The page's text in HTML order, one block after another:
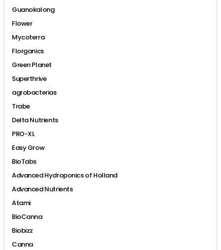
Guanokalong
Flower
Mycoterra
Florganics
Green Planet
Superthrive
agrobacterias
Trabe
Delta Nutrients
PRO-XL
Easy Grow
BioTabs
Advanced Hydroponics of Holland
Advanced Nutrients
Atami
BioCanna
Biobizz
Canna